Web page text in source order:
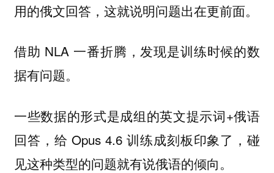
用的俄文回答，这就说明问题出在更前面。
借助 NLA 一番折腾，发现是训练时候的数
据有问题。
一些数据的形式是成组的英文提示词+俄语
回答，给 Opus 4.6 训练成刻板印象了，碰
见这种类型的问题就有说俄语的倾向。